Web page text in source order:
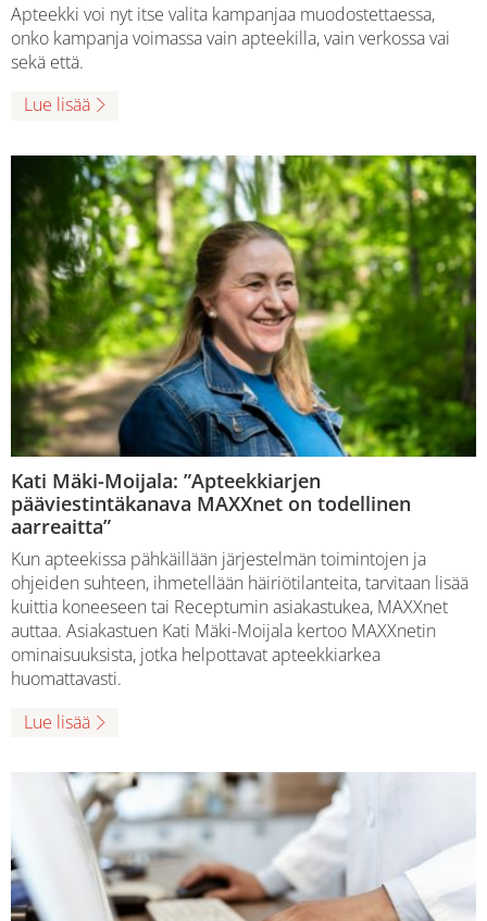
Apteekki voi nyt itse valita kampanjaa muodostettaessa,
onko kampanja voimassa vain apteekilla, vain verkossa vai
sekä että.
Lue lisää
Kati Mäki-Moijala: ”Apteekkiarjen
pääviestintäkanava MAXXnet on todellinen
aarreaitta”
Kun apteekissa pähkäillään järjestelmän toimintojen ja
ohjeiden suhteen, ihmetellään häiriötilanteita, tarvitaan lisää
kuittia koneeseen tai Receptumin asiakastukea, MAXXnet
auttaa. Asiakastuen Kati Mäki-Moijala kertoo MAXXnetin
ominaisuuksista, jotka helpottavat apteekkiarkea
huomattavasti.
Lue lisää